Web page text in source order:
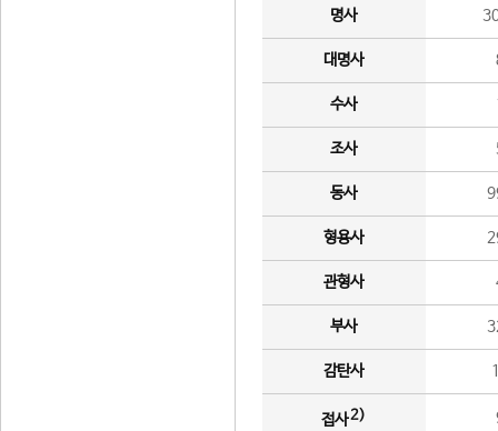
명사
대명사
수사
조사
동사
형용사
관형사
부사
감탄사
접사2)